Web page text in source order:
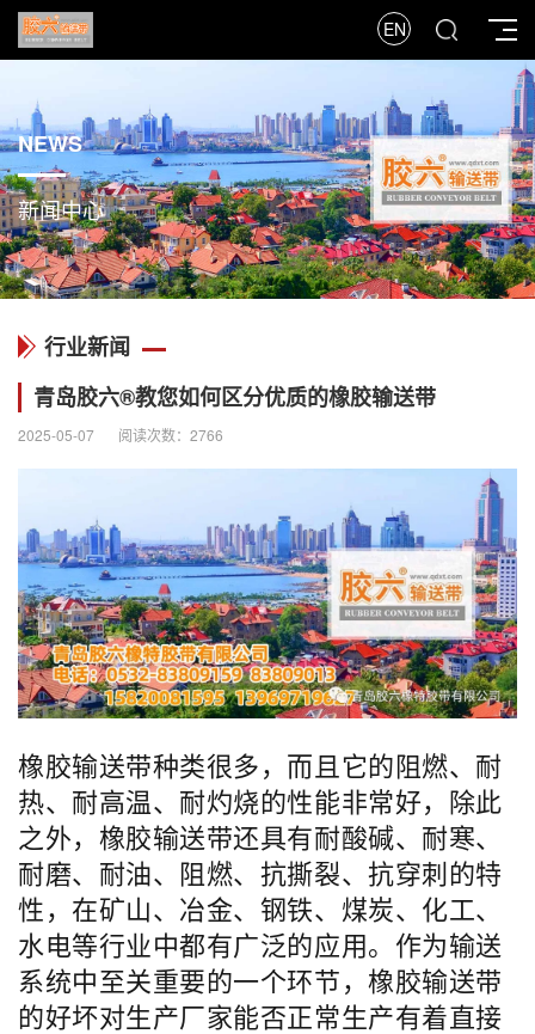
EN
NEWS
新闻中心
行业新闻
青岛胶六®教您如何区分优质的橡胶输送带
2025-05-07 阅读次数：2766
橡胶输送带种类很多，而且它的阻燃、耐
热、耐高温、耐灼烧的性能非常好，除此
之外，橡胶输送带还具有耐酸碱、耐寒、
耐磨、耐油、阻燃、抗撕裂、抗穿刺的特
性，在矿山、冶金、钢铁、煤炭、化工、
水电等行业中都有广泛的应用。
作为输送
系统中至关重要的一个环节，橡胶输送带
的好坏对生产厂家能否正常生产有着直接